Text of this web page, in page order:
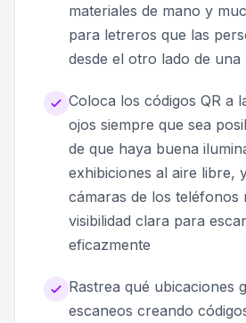
materiales de mano y
para letreros que las
desde el otro lado de una
Coloca los códigos QR a
ojos siempre que sea
de que haya buena
exhibiciones al aire libre,
cámaras de los teléfonos
visibilidad clara para
eficazmente
Rastrea qué ubicaciones
escaneos creando